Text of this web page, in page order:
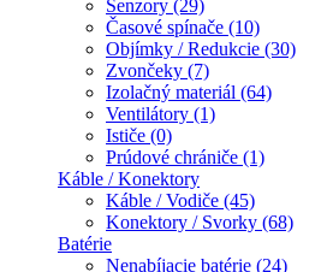
Senzory (29)
Časové spínače (10)
Objímky / Redukcie (30)
Zvončeky (7)
Izolačný materiál (64)
Ventilátory (1)
Ističe (0)
Prúdové chrániče (1)
Káble / Konektory
Káble / Vodiče (45)
Konektory / Svorky (68)
Batérie
Nenabíjacie batérie (24)